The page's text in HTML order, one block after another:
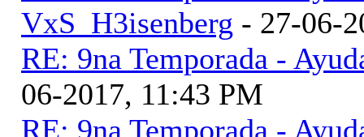
VxS_H3isenberg - 27-06-
RE: 9na Temporada -
06-2017, 11:43 PM
RE: 9na Temporada -